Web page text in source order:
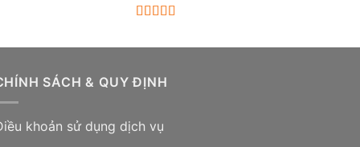
SÁCH & QUY ĐỊNH
khoản sử dụng dịch vụ